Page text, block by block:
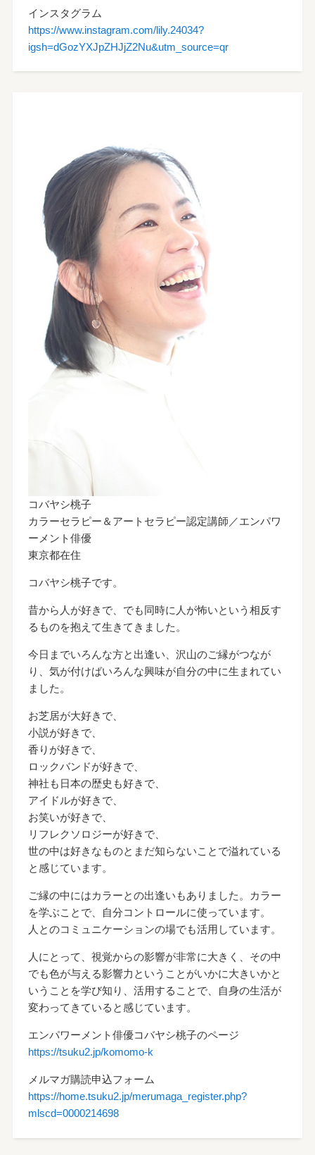
インスタグラム
https://www.instagram.com/lily.24034?
igsh=dGozYXJpZHJjZ2Nu&utm_source=qr
コバヤシ桃子
カラーセラピー＆アートセラピー認定講師／エンパワ
ーメント俳優
東京都在住
コバヤシ桃子です。
昔から人が好きで、でも同時に人が怖いという相反す
るものを抱えて生きてきました。
今日までいろんな方と出逢い、沢山のご縁がつなが
り、気が付けばいろんな興味が自分の中に生まれてい
ました。
お芝居が大好きで、
小説が好きで、
香りが好きで、
ロックバンドが好きで、
神社も日本の歴史も好きで、
アイドルが好きで、
お笑いが好きで、
リフレクソロジーが好きで、
世の中は好きなものとまだ知らないことで溢れている
と感じています。
ご縁の中にはカラーとの出逢いもありました。カラー
を学ぶことで、自分コントロールに使っています。
人とのコミュニケーションの場でも活用しています。
人にとって、視覚からの影響が非常に大きく、その中
でも色が与える影響力ということがいかに大きいかと
いうことを学び知り、活用することで、自身の生活が
変わってきていると感じています。
エンパワーメント俳優コバヤシ桃子のページ
https://tsuku2.jp/komomo-k
メルマガ購読申込フォーム
https://home.tsuku2.jp/merumaga_register.php?
mlscd=0000214698